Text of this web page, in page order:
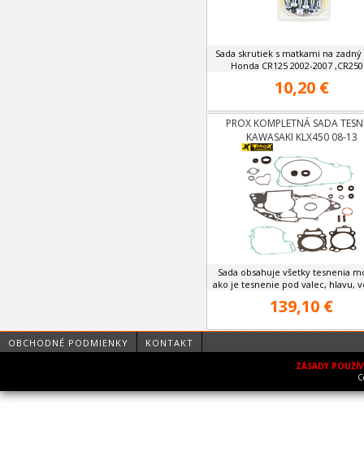
Sada skrutiek s matkami na
Honda CR125 2002-2007
10,20 €
PROX KOMPLETNÁ SADA
KAWASAKI KLX450 08-13
Sada obsahuje všetky tesnenia
ako je tesnenie pod valec, hlavu,
139,10 €
OBCHODNÉ PODMIENKY KONTAKT
ZÁSADY